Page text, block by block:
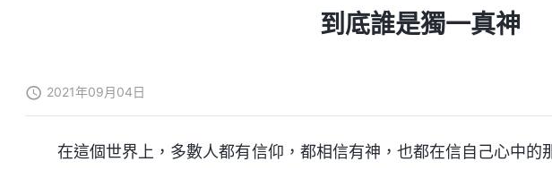
到底誰是獨一真神
2021年09月04日
在這個世界上，多數人都有信仰，都相信有神，也都在信自己心中的